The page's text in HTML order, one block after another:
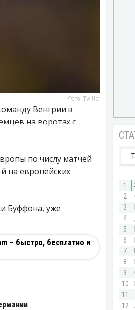
Фото: Twitter
Венгрии в
на воротах с
по числу матчей
на европейских
Буффона, уже
– быстро, бесплатно и